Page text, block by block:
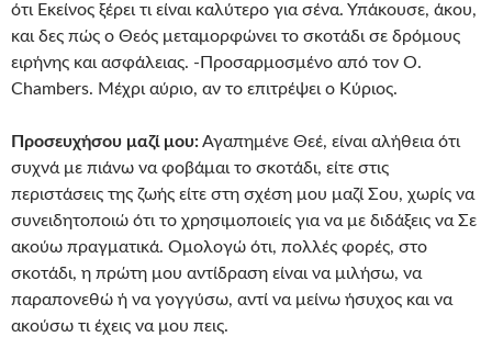
ότι Εκείνος ξέρει τι είναι καλύτερο για σένα. Υπάκουσε, άκου,
και δες πώς ο Θεός μεταμορφώνει το σκοτάδι σε δρόμους
ειρήνης και ασφάλειας. -Προσαρμοσμένο από τον O.
Chambers. Μέχρι αύριο, αν το επιτρέψει ο Κύριος.
Προσευχήσου μαζί μου:Αγαπημένε Θεέ, είναι αλήθεια ότι
συχνά με πιάνω να φοβάμαι το σκοτάδι, είτε στις
περιστάσεις της ζωής είτε στη σχέση μου μαζί Σου, χωρίς να
συνειδητοποιώ ότι το χρησιμοποιείς για να με διδάξεις να Σε
ακούω πραγματικά. Ομολογώ ότι, πολλές φορές, στο
σκοτάδι, η πρώτη μου αντίδραση είναι να μιλήσω, να
παραπονεθώ ή να γογγύσω, αντί να μείνω ήσυχος και να
ακούσω τι έχεις να μου πεις.